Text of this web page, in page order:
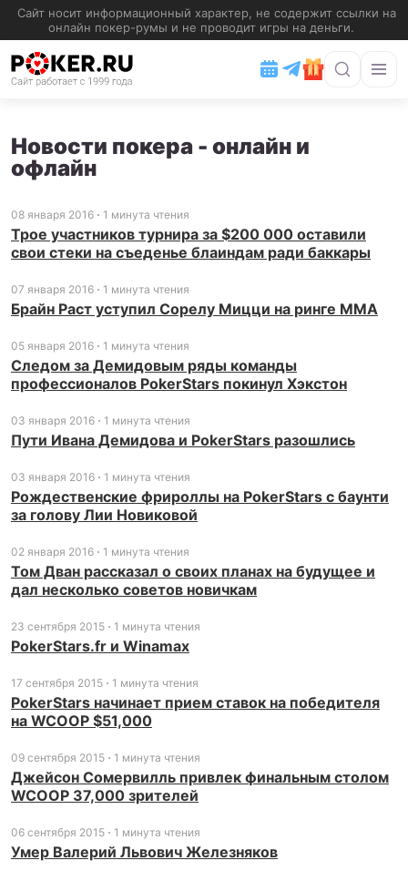
Новости покера - онлайн и
офлайн
08 января 2016 1 минута чтения
Трое участников турнира за $200 000 оставили
свои стеки на съеденье блаиндам ради баккары
07 января 2016 1 минута чтения
Брайн Раст уступил Сорелу Мицци на ринге MMA
05 января 2016 1 минута чтения
Следом за Демидовым ряды команды
профессионалов PokerStars покинул Хэкстон
03 января 2016 1 минута чтения
Пути Ивана Демидова и PokerStars разошлись
03 января 2016 1 минута чтения
Рождественские фрироллы на PokerStars с баунти
за голову Лии Новиковой
02 января 2016 1 минута чтения
Том Дван рассказал о своих планах на будущее и
дал несколько советов новичкам
23 сентября 2015 1 минута чтения
PokerStars.fr и Winamax
17 сентября 2015 1 минута чтения
PokerStars начинает прием ставок на победителя
на WCOOP $51,000
09 сентября 2015 1 минута чтения
Джейсон Сомервилль привлек финальным столом
WCOOP 37,000 зрителей
06 сентября 2015 1 минута чтения
Умер Валерий Львович Железняков